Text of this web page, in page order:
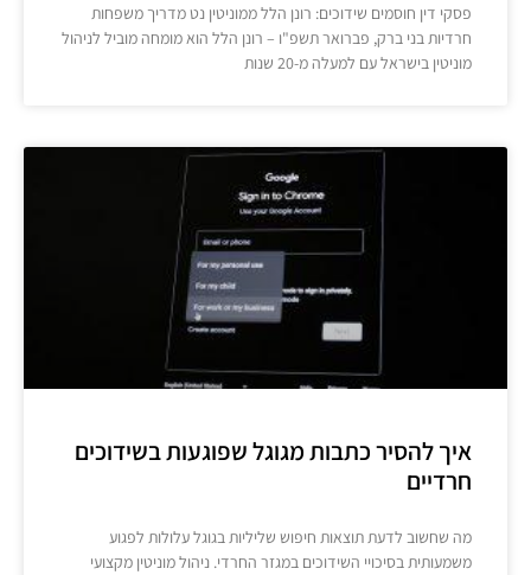
פסקי דין חוסמים שידוכים: רונן הלל ממוניטין נט מדריך משפחות
חרדיות בני ברק, פברואר תשפ"ו – רונן הלל הוא מומחה מוביל לניהול
מוניטין בישראל עם למעלה מ-20 שנות
איך להסיר כתבות מגוגל שפוגעות בשידוכים
חרדיים
מה שחשוב לדעת תוצאות חיפוש שליליות בגוגל עלולות לפגוע
משמעותית בסיכויי השידוכים במגזר החרדי. ניהול מוניטין מקצועי